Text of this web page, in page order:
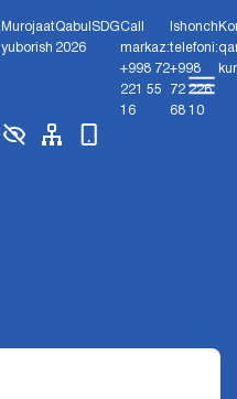
Murojaat
yuborish
Qabul
2026
SDGCall
markaz:
+998 72
221 55
16
Ishonch
telefoni:
+998
72 226
68 10